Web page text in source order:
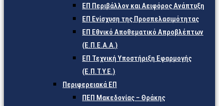
ΕΠ Περιβάλλον και Αειφόρος Ανάπτυξη
ΕΠ Ενίσχυση της Προσπελασιμότητας
ΕΠ Εθνικό Αποθεματικό Απροβλέπτων
(Ε.Π.Ε.Α.Α.)
ΕΠ Τεχνική Υποστήριξη Εφαρμογής
(Ε.Π.Τ.Υ.Ε.)
Περιφερειακά ΕΠ
ΠΕΠ Μακεδονίας – Θράκης